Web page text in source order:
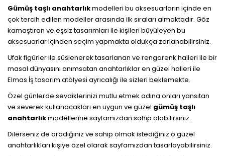
Gümüş taşlı anahtarlıkmodelleri bu aksesuarların içinde en
çok tercih edilen modeller arasında ilk sıraları almaktadır. Göz
kamaştıran ve eşsiz tasarımları ile kişileri büyüleyen bu
aksesuarlar içinden seçim yapmakta oldukça zorlanabilirsiniz.
Ufak figürler ile süslenerek tasarlanan ve rengarenk halleri ile bir
masal dünyasını anımsatan anahtarlıklar en güzel halleri ile
Elmas İş tasarım atölyesi ayrıcalığı ile sizleri beklemekte.
Özel günlerde sevdiklerinizi mutlu etmek adına onları yansıtan
ve severek kullanacakları en uygun ve güzel gümüş taşlı
anahtarlıkmodellerine sayfamızdan sahip olabilirsiniz.
Dilerseniz de aradığınız ve sahip olmak istediğiniz o güzel
anahtarlıkları kişiye özel olarak sayfamızdan tasarlayabilirsiniz.